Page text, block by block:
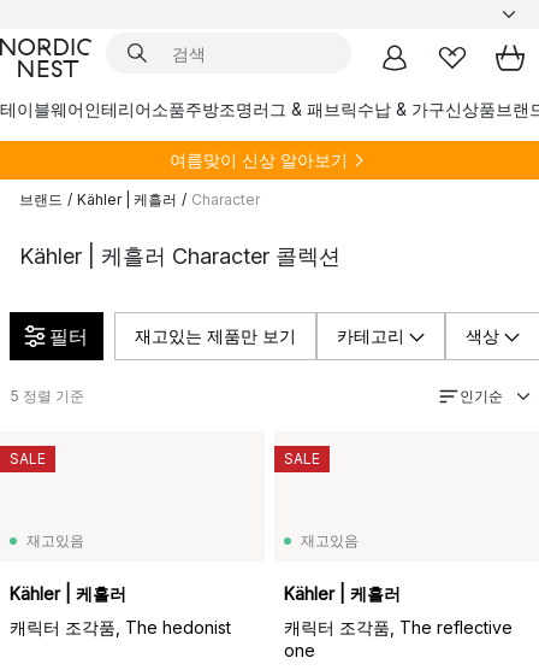
테이블웨어인테리어소품주방조명러그 & 패브릭수납 & 가구신상품브랜
여름맞이 신상 알아보기
브랜드 / Kähler | 케흘러 / Character
Kähler | 케흘러 Character 콜렉션
필터 재고있는 제품만 보기 카테고리 색상
5 정렬 기준 인기순
재고있음
Kähler | 케흘러
캐릭터 조각품, The hedonist
SALE
재고있음
Kähler | 케흘러
캐릭터 조각품, The reflective
one
SALE